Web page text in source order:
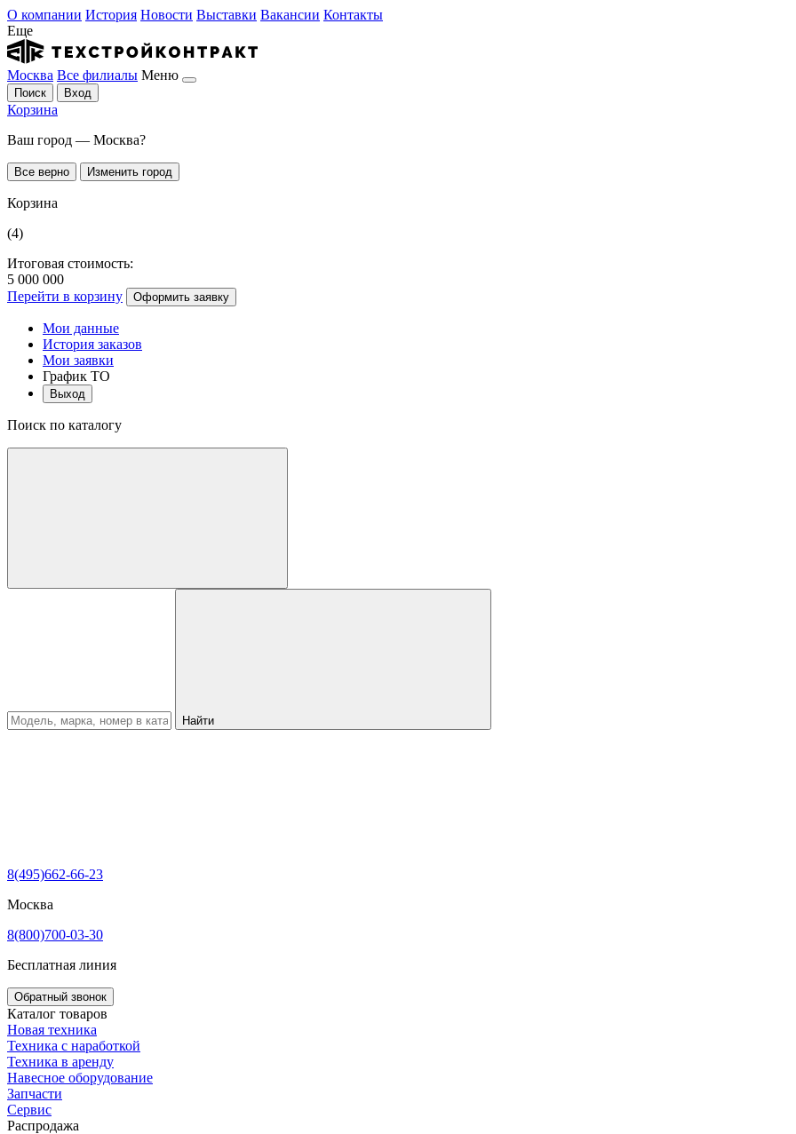
О компании История Новости Выставки Вакансии Контакты
Еще
Москва Все филиалы Меню
Поиск Вход
Корзина
Ваш город — Москва?
Все верно Изменить город
Корзина
(4)
Итоговая стоимость:
5 000 000
Перейти в корзину
Оформить заявку
Мои данные
История заказов
Мои заявки
График ТО
Выход
Поиск по каталогу
Найти
8(495)662-66-23
Москва
8(800)700-03-30
Бесплатная линия
Обратный звонок
Каталог товаров
Новая техника
Техника с наработкой
Техника в аренду
Навесное оборудование
Запчасти
Сервис
Распродажа